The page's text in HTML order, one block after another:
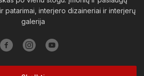
Visagino sav.
patarimai, interjero dizaineriai ir interjerų
galerija